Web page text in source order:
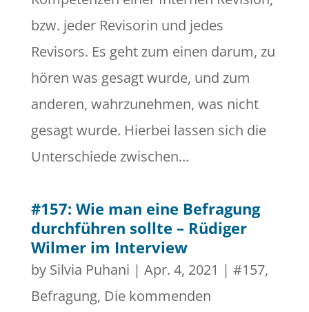
bzw. jeder Revisorin und jedes
Revisors. Es geht zum einen darum, zu
hören was gesagt wurde, und zum
anderen, wahrzunehmen, was nicht
gesagt wurde. Hierbei lassen sich die
Unterschiede zwischen...
#157: Wie man eine Befragung
durchführen sollte – Rüdiger
Wilmer im Interview
by Silvia Puhani | Apr. 4, 2021 | #157,
Befragung, Die kommenden